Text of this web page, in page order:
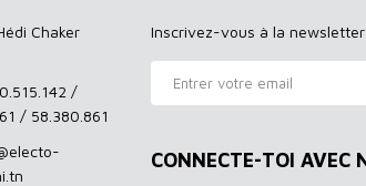
Chaker
/
/ 58.380.861
Inscrivez-vous à la
CONNECTE-TOI AVEC